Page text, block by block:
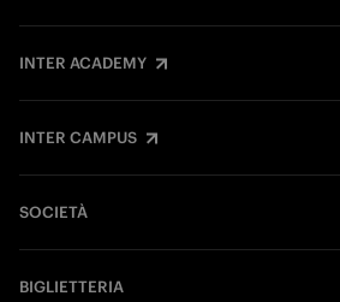
INTER ACADEMY
INTER CAMPUS
SOCIETÀ
BIGLIETTERIA